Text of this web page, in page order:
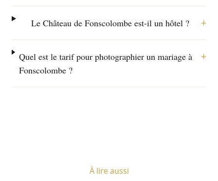
Le Château de Fonscolombe est-il un hôtel ? +
Quel est le tarif pour photographier un mariage à
Fonscolombe ?
+
À lire aussi